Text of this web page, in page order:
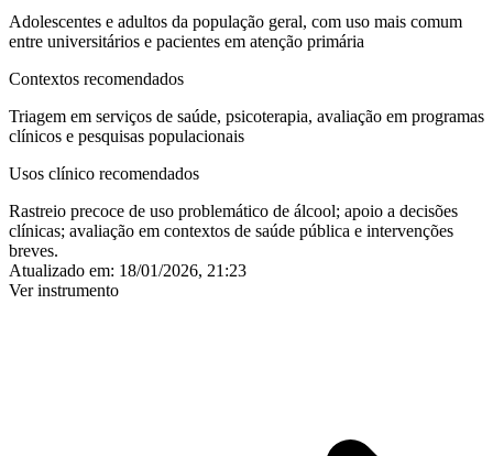
Adolescentes e adultos da população geral, com uso mais comum
entre universitários e pacientes em atenção primária
Contextos recomendados
Triagem em serviços de saúde, psicoterapia, avaliação em programas
clínicos e pesquisas populacionais
Usos clínico recomendados
Rastreio precoce de uso problemático de álcool; apoio a decisões
clínicas; avaliação em contextos de saúde pública e intervenções
breves.
Atualizado em: 18/01/2026, 21:23
Ver instrumento